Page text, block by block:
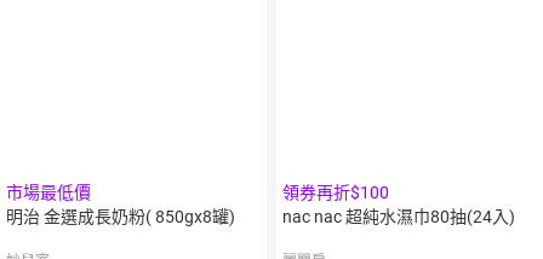
市場最低價
明治 金選成長奶粉( 850gx8罐)
領券再折$100
nac nac 超純水濕巾80抽(24入)